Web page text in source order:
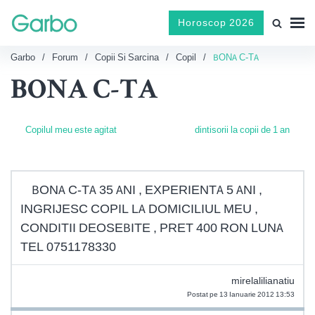
Horoscop 2026
Garbo Forum Copii Si Sarcina Copil BONA C-TA
BONA C-TA
Copilul meu este agitat dintisorii la copii de 1 an
BONA C-TA 35 ANI , EXPERIENTA 5 ANI ,
INGRIJESC COPIL LA DOMICILIUL MEU ,
CONDITII DEOSEBITE , PRET 400 RON LUNA
TEL 0751178330
mirelalilianatiu
Postat pe 13 Ianuarie 2012 13:53